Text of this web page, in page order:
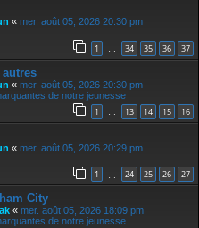
« mer. août 05, 2026 20:30 pm
1 … 34 35 36 37
autres
« mer. août 05, 2026 20:30 pm
de notre jeunesse
1 … 13 14 15 16
« mer. août 05, 2026 20:29 pm
1 24 25 26 27
City
« mer. août 05, 2026 18:09 pm
de notre jeunesse